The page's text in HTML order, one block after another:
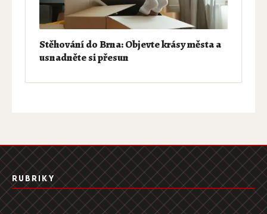
Stěhování do Brna: Objevte krásy města a
usnadněte si přesun
RUBRIKY